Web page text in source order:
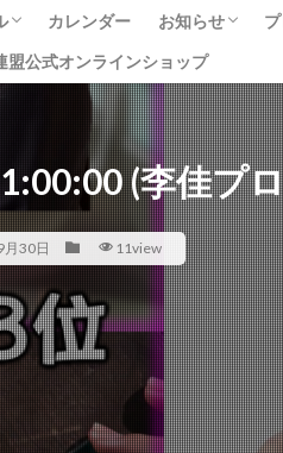
法
カレンダー お知らせ
イベント
ニュース
すべて
盟公式オンラインショップ
(李佳プ
30日 11view